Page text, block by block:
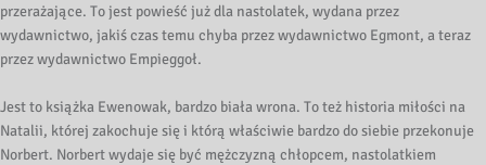
przerażające. To jest powieść już dla nastolatek, wydana przez
wydawnictwo, jakiś czas temu chyba przez wydawnictwo Egmont, a teraz
przez wydawnictwo Empieggoł.
Jest to książka Ewenowak, bardzo biała wrona. To też historia miłości na
Natalii, której zakochuje się i którą właściwie bardzo do siebie przekonuje
Norbert. Norbert wydaje się być mężczyzną chłopcem, nastolatkiem